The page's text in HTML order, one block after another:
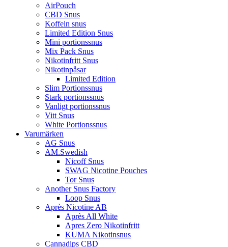
AirPouch
CBD Snus
Koffein snus
Limited Edition Snus
Mini portionssnus
Mix Pack Snus
Nikotinfritt Snus
Nikotinpåsar
Limited Edition
Slim Portionssnus
Stark portionssnus
Vanligt portionssnus
Vitt Snus
White Portionssnus
Varumärken
AG Snus
AM.Swedish
Nicoff Snus
SWAG Nicotine Pouches
Tor Snus
Another Snus Factory
Loop Snus
Après Nicotine AB
Après All White
Apres Zero Nikotinfritt
KUMA Nikotinsnus
Cannadips CBD